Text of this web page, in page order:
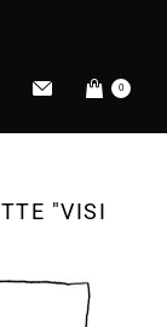
0
"VISITE"